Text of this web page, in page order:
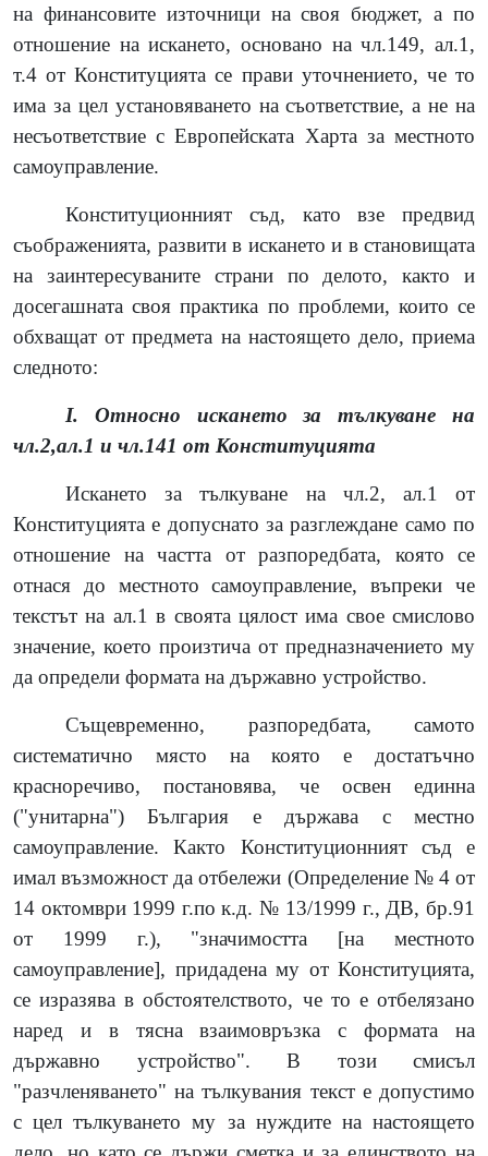
на финансовите източници на своя бюджет, а по
отношение на искането, основано на чл.149, ал.1,
т.4 от Конституцията се прави уточнението, че то
има за цел установяването на съответствие, а не на
несъответствие с Европейската Харта за местното
самоуправление.
Конституционният съд, като взе предвид
съображенията, развити в искането и в становищата
на заинтересуваните страни по делото, както и
досегашната своя практика по проблеми, които се
обхващат от предмета на настоящето дело, приема
следното:
I. Относно искането за тълкуване на
чл.2,ал.1 и чл.141 от Конституцията
Искането за тълкуване на чл.2, ал.1 от
Конституцията е допуснато за разглеждане само по
отношение на частта от разпоредбата, която се
отнася до местното самоуправление, въпреки че
текстът на ал.1 в своята цялост има свое смислово
значение, което произтича от предназначението му
да определи формата на държавно устройство.
Същевременно, разпоредбата, самото
систематично място на която е достатъчно
красноречиво, постановява, че освен единна
("унитарна") България е държава с местно
самоуправление. Както Конституционният съд е
имал възможност да отбележи (Определение № 4 от
14 октомври 1999 г.по к.д. № 13/1999 г., ДВ, бр.91
от 1999 г.), "значимостта [на местното
самоуправление], придадена му от Конституцията,
се изразява в обстоятелството, че то е отбелязано
наред и в тясна взаимовръзка с формата на
държавно устройство". В този смисъл
"разчленяването" на тълкувания текст е допустимо
с цел тълкуването му за нуждите на настоящето